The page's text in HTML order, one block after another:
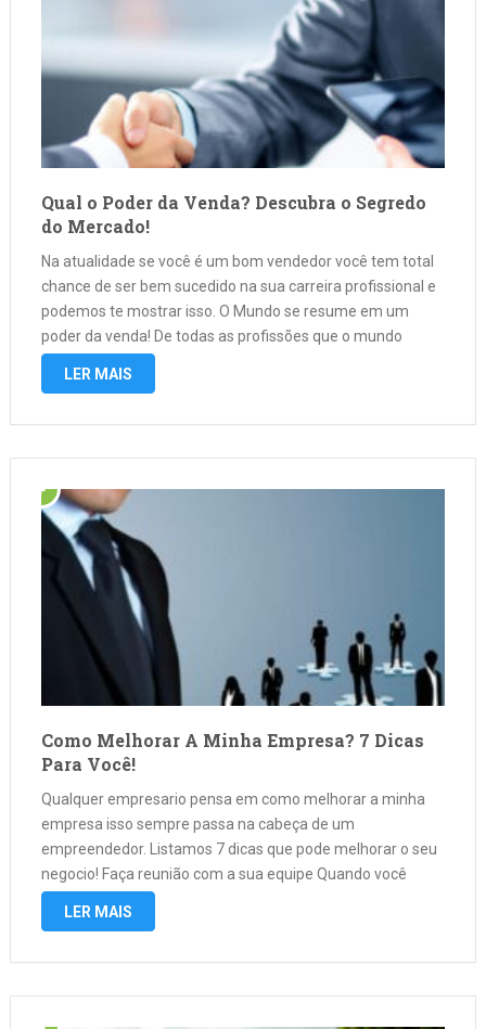
Qual o Poder da Venda? Descubra o Segredo
do Mercado!
Na atualidade se você é um bom vendedor você tem total
chance de ser bem sucedido na sua carreira profissional e
podemos te mostrar isso. O Mundo se resume em um
poder da venda! De todas as profissões que o mundo
impõe ao trabalhador se resume …
LER MAIS
Como Melhorar A Minha Empresa? 7 Dicas
Para Você!
Qualquer empresario pensa em como melhorar a minha
empresa isso sempre passa na cabeça de um
empreendedor. Listamos 7 dicas que pode melhorar o seu
negocio! Faça reunião com a sua equipe Quando você
chama a sua equipe para debater sobre a situação da
LER MAIS